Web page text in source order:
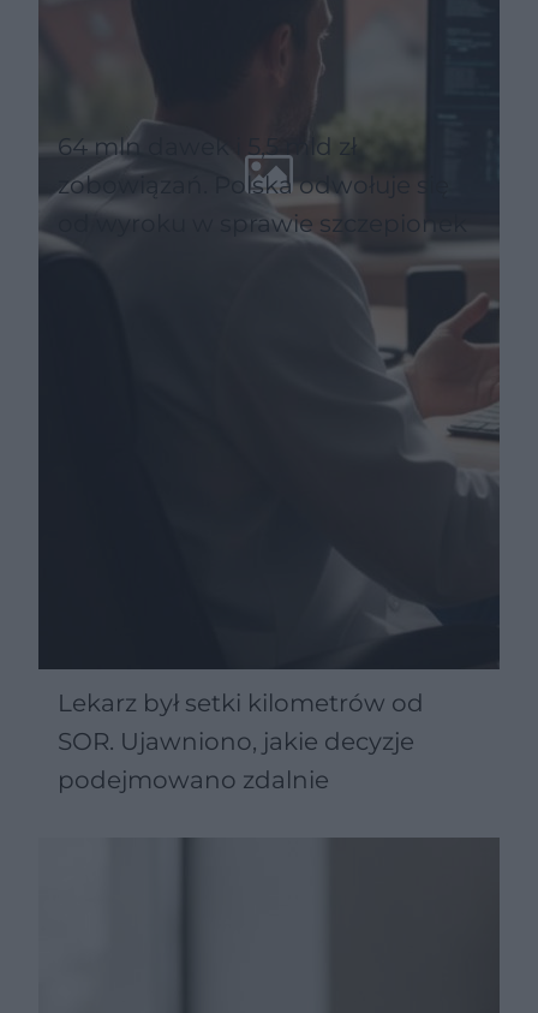
64 mln dawek i 5,5 mld zł
zobowiązań. Polska odwołuje się
od wyroku w sprawie szczepionek
Lekarz był setki kilometrów od
SOR. Ujawniono, jakie decyzje
podejmowano zdalnie